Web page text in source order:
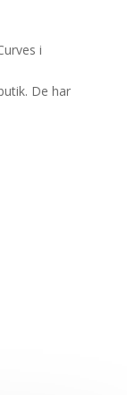
i
De har